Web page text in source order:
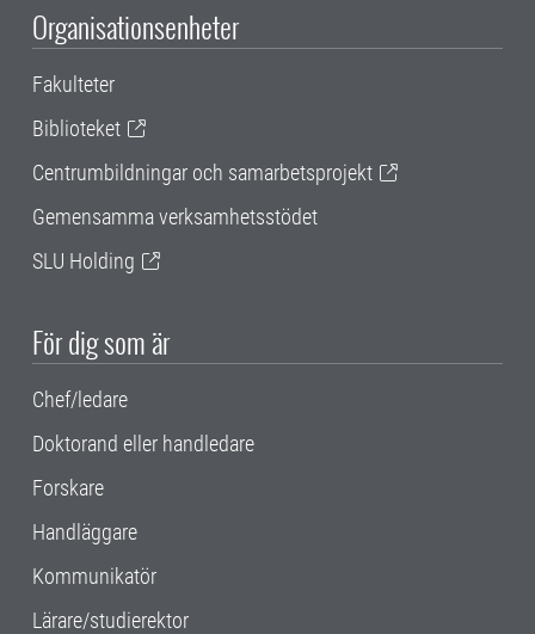
Organisationsenheter
Fakulteter
Biblioteket
Centrumbildningar och samarbetsprojekt
Gemensamma verksamhetsstödet
SLU Holding
För dig som är
Chef/ledare
Doktorand eller handledare
Forskare
Handläggare
Kommunikatör
Lärare/studierektor